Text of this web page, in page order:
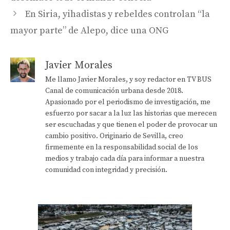
En Siria, yihadistas y rebeldes controlan “la
mayor parte” de Alepo, dice una ONG
Javier Morales
Me llamo Javier Morales, y soy redactor en TV BUS
Canal de comunicación urbana desde 2018.
Apasionado por el periodismo de investigación, me
esfuerzo por sacar a la luz las historias que merecen
ser escuchadas y que tienen el poder de provocar un
cambio positivo. Originario de Sevilla, creo
firmemente en la responsabilidad social de los
medios y trabajo cada día para informar a nuestra
comunidad con integridad y precisión.